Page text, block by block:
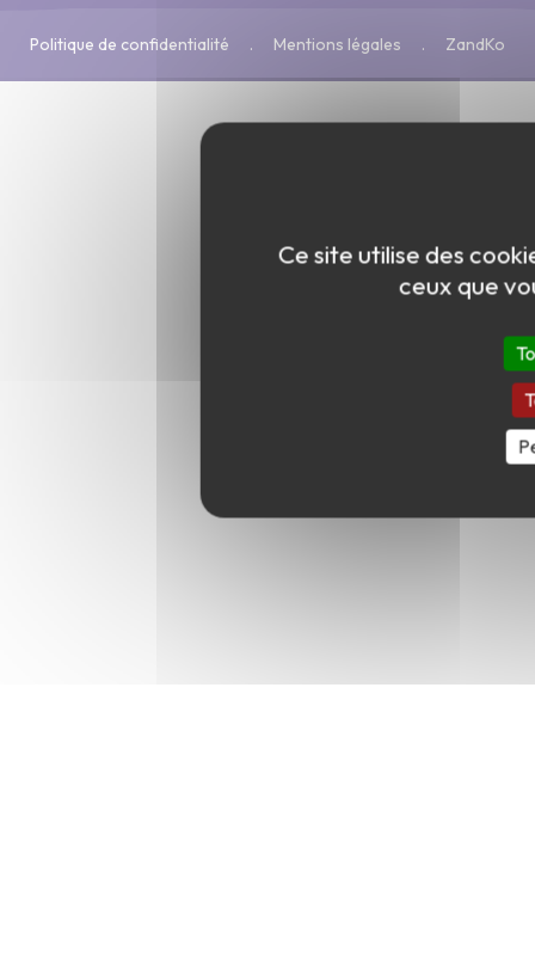
Politique de confidentialité Mentions légales ZandKo
Ce site utilise des
ceux que